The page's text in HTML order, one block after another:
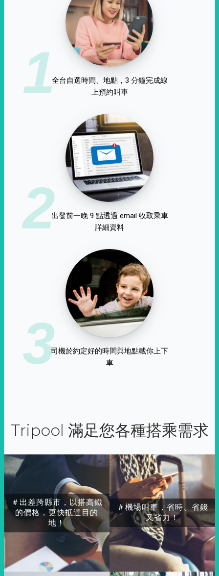
1全台自選時間、地點，3 分鐘完成線
上預約叫車
2出發前一晚 9 點透過 email 收取乘車
詳細資料
3司機於約定好的時間與地點載你上下
車
Tripool 滿足您各種搭乘需求
＃出差跨縣市，以搭高鐵
的價格，更快抵達目的
地！
＃機場叫車，省時、省錢
又省力！